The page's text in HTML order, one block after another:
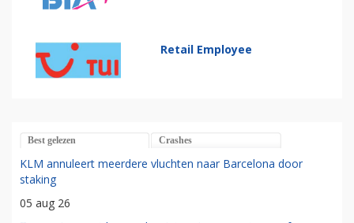
Retail Employee
Best gelezen Crashes
KLM annuleert meerdere vluchten naar Barcelona door
staking
05 aug 26